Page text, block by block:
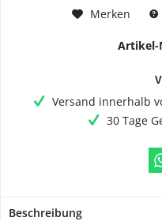
Merken
Artikel-
Versand innerhalb
30 Tage
Beschreibung